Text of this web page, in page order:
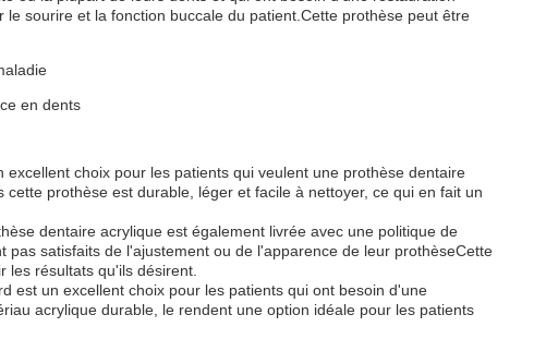
sourire et la fonction buccale du patient.Cette prothèse peut être
en dents
choix pour les patients qui veulent une prothèse dentaire
prothèse est durable, léger et facile à nettoyer, ce qui en fait un
dentaire acrylique est également livrée avec une politique de
satisfaits de l'ajustement ou de l'apparence de leur prothèseCette
les résultats qu'ils désirent.
est un excellent choix pour les patients qui ont besoin d'une
acrylique durable, le rendent une option idéale pour les patients